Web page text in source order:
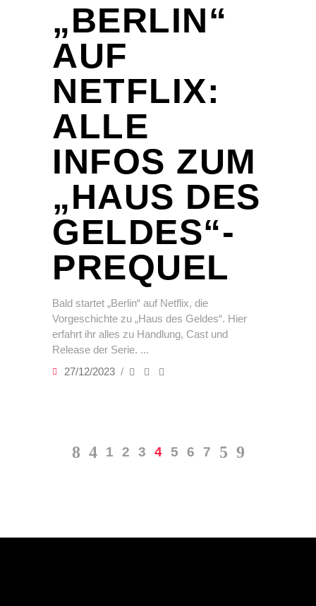
„BERLIN“
AUF
NETFLIX:
ALLE
INFOS ZUM
„HAUS DES
GELDES“-
PREQUEL
Bald startet „Berlin“ auf Netflix, die
Vorgeschichte zu „Haus des Geldes“. Hier
erfahrt ihr alles zu Handlung, Cast und
Release der Serie.
27/12/2023
1 2 3 4 5 6 7